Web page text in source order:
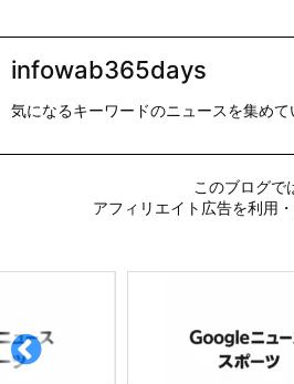
infowab365days
気になるキーワードのニュースを集めて
このブログで
アフィリエイト広告を利用